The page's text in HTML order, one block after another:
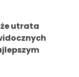
utrata